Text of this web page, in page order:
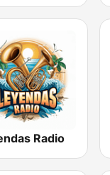
Radio